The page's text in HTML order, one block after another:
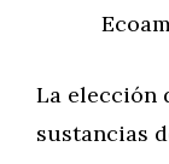
La elección
sustancias